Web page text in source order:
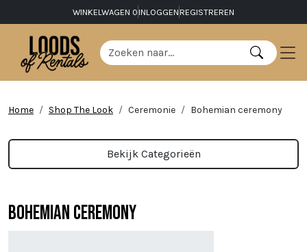
WINKELWAGEN 0 INLOGGEN REGISTREREN
Home Shop The Look Ceremonie Bohemian ceremony
Bekijk Categorieën
Bohemian ceremony